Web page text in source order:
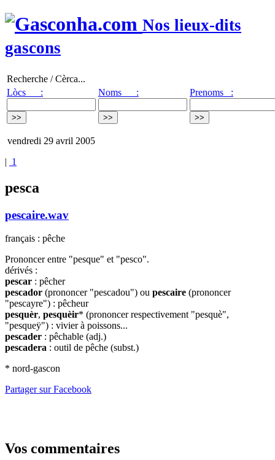
Nos lieux-dits
gascons
Recherche / Cèrca...
Lòcs :
Noms : Prenoms :
vendredi 29 avril 2005
| 1
pesca
pescaire.wav
français : pêche
Prononcer entre "pesque" et "pesco".
dérivés :
pescar : pêcher
pescador (prononcer "pescadou") ou pescaire (prononcer
"pescayre") : pêcheur
pesquèr, pesquèir* (prononcer respectivement "pesquè",
"pesqueÿ") : vivier à poissons...
pescader : pêchable (adj.)
pescadera : outil de pêche (subst.)
* nord-gascon
Partager sur Facebook
Vos commentaires